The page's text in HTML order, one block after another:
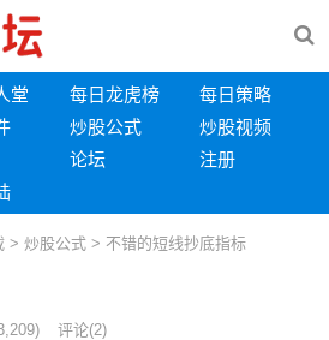
堂 每日龙虎榜
每日策略
炒股公式
炒股视频
论坛
注册
> 炒股公式 > 不错的短线抄底指标
评论(2)